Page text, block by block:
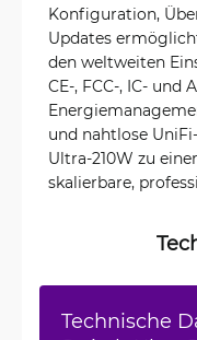
Konfiguration,
Updates
den weltweiten
CE-, FCC-, IC- und
und nahtlose
Ultra-210W zu
skalierbare,
Technische